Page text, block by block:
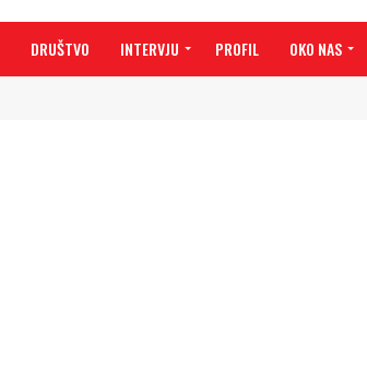
DRUŠTVO INTERVJU PROFIL OKO NAS